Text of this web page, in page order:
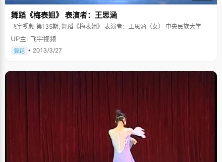
舞蹈《梅表姐》 表演者：王思涵
飞宇视频 第135期, 舞蹈《梅表姐》 表演者：王思涵（女） 中央民族大学
UP主: 飞宇视频
舞蹈 • 2013/3/27